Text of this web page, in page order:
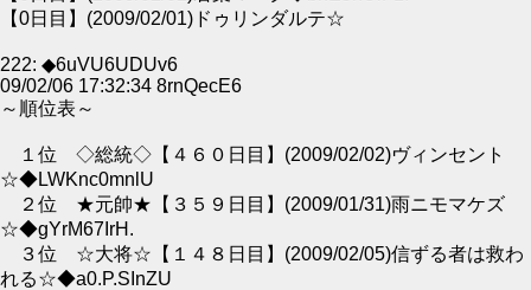
【0日目】(2009/02/01)ドゥリンダルテ☆
222: ◆6uVU6UDUv6
09/02/06 17:32:34 8rnQecE6
～順位表～
１位 ◇総統◇【４６０日目】(2009/02/02)ヴィンセント
☆◆LWKnc0mnlU
２位 ★元帥★【３５９日目】(2009/01/31)雨ニモマケズ
☆◆gYrM67IrH.
３位 ☆大将☆【１４８日目】(2009/02/05)信ずる者は救わ
れる☆◆a0.P.SInZU